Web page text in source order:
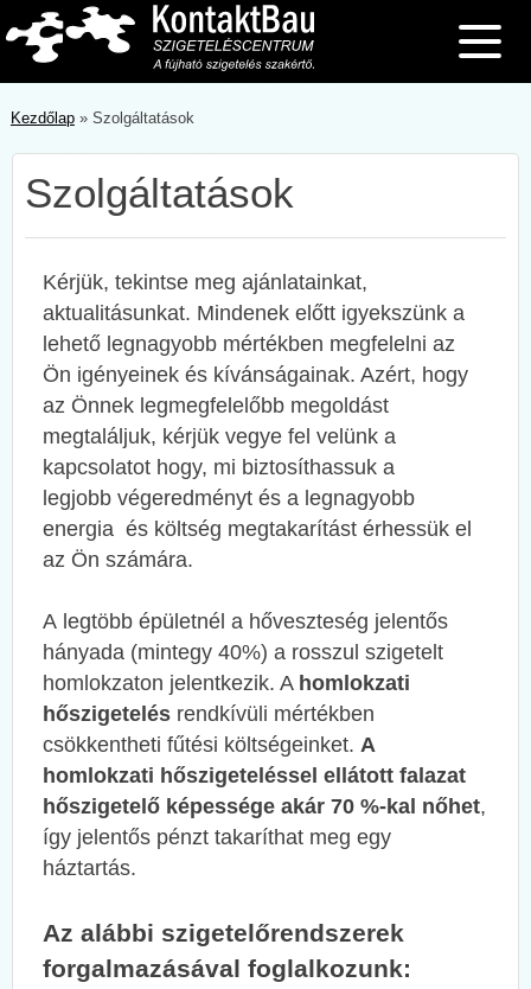
to
content
Kezdőlap» Szolgáltatások
Szolgáltatások
Kérjük, tekintse meg ajánlatainkat,
aktualitásunkat. Mindenek előtt igyekszünk a
lehető legnagyobb mértékben megfelelni az
Ön igényeinek és kívánságainak. Azért, hogy
az Önnek legmegfelelőbb megoldást
megtaláljuk, kérjük vegye fel velünk a
kapcsolatot hogy, mi biztosíthassuk a
legjobb végeredményt és a legnagyobb
energia és költség megtakarítást érhessük el
az Ön számára.
A legtöbb épületnél a hőveszteség jelentős
hányada (mintegy 40%) a rosszul szigetelt
homlokzaton jelentkezik. A homlokzati
hőszigetelés rendkívüli mértékben
csökkentheti fűtési költségeinket. A
homlokzati hőszigeteléssel ellátott falazat
hőszigetelő képessége akár 70 %-kal nőhet,
így jelentős pénzt takaríthat meg egy
háztartás.
Az alábbi szigetelőrendszerek
forgalmazásával foglalkozunk: